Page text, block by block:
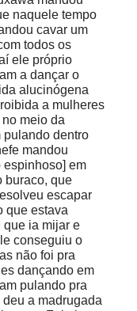
naquele tempo
cavar um
todos os
ele próprio
a dançar o
alucinógena
a mulheres
meio da
pulando dentro
mandou
espinhoso] em
buraco, que
escapar
que estava
que ia mijar e
conseguiu o
não foi pra
dançando em
pulando pra
a madrugada